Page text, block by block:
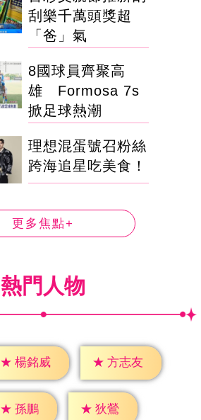
刮樂千萬頭獎超
「爸」氣
8國球員齊聚高
雄 Formosa 7s
掀足球熱潮
理想混蛋號召粉絲
跨海追星吃美食！
更多焦點+
熱門人物
★ 楊銘威 ★ 方志友
★ 孫鵬 ★ 狄鶯